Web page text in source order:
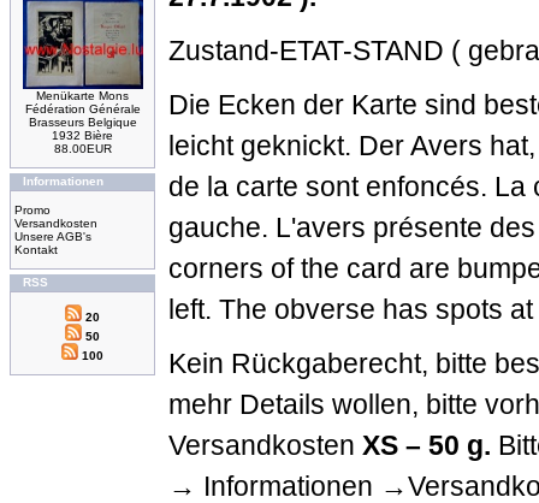
Menükarte Mons
Fédération Générale
Brasseurs Belgique
1932 Bière
88.00EUR
Informationen
Promo
Versandkosten
Unsere AGB's
Kontakt
RSS
20
50
100
Zustand-ETAT-STAND (
Die Ecken der Karte sind
leicht geknickt. Der Avers
de la carte sont enfoncés.
gauche. L'avers présente
corners of the card are
left. The obverse has spots
Kein Rückgaberecht, bitte
mehr Details wollen, bitte
Versandkosten XS – 50 g.
→ Informationen